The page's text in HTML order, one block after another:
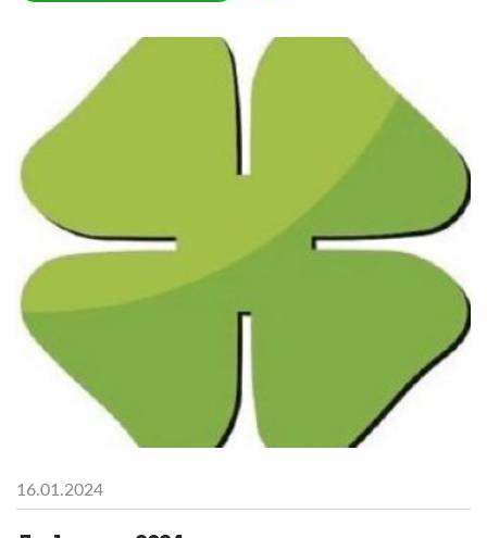
16.01.2024